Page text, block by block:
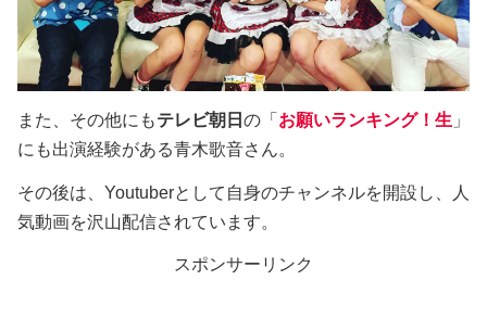
また、その他にもテレビ朝日 の「 お願いランキング！生 」
にも出演経験がある青木歌音さん。
その後は、Youtuberとして自身のチャンネルを開設し、人
気動画を沢山配信されています。
スポンサーリンク